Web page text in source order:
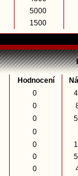
5000
1500
Hodnocení
0
0
0
0
0
0
0